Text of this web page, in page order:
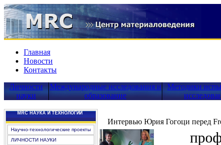
Главная
Новости
Контакты
Личности
науки
Международные исследования и
образование
Методики
MRC НАУКА И ТЕХНОЛОГИИ
Научно-технологические проекты
ЛИЧНОСТИ НАУКИ
Интервью Юрия Гогоци перед